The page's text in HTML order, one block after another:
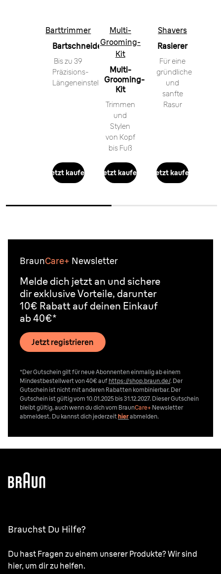
Barttrimmer
Bartschneider
Bis zu 39
Präzisions-
Längeneinstellungen
Jetzt kaufen
Multi-
Grooming-
Kit
Multi-
Grooming-
Kit
Trimmen
und
Stylen
von Kopf
bis Fuß
Jetzt kaufen
Shavers
Rasierer
Für eine
gründliche
und
sanfte
Rasur
Jetzt kaufen
BraunCare+ Newsletter
Melde dich jetzt an und sichere
dir exklusive Vorteile, darunter
10€ Rabatt auf deinen Einkauf
ab 40€*
Jetzt registrieren
*Der Gutschein gilt für neue Abonnenten einmalig ab einem
Mindestbestellwert von 40€ auf https://shop.braun.de/. Der
Gutschein ist nicht mit anderen Rabatten kombinierbar. Der
Gutschein ist gültig vom 10.01.2025 bis 31.12.2027. Dieser Gutschein
bleibt gültig, auch wenn du dich vom BraunCare+ Newsletter
abmeldest. Du kannst dich jederzeithierabmelden.
Brauchst Du Hilfe?
Du hast Fragen zu einem unserer Produkte? Wir sind
hier, um dir zu helfen.